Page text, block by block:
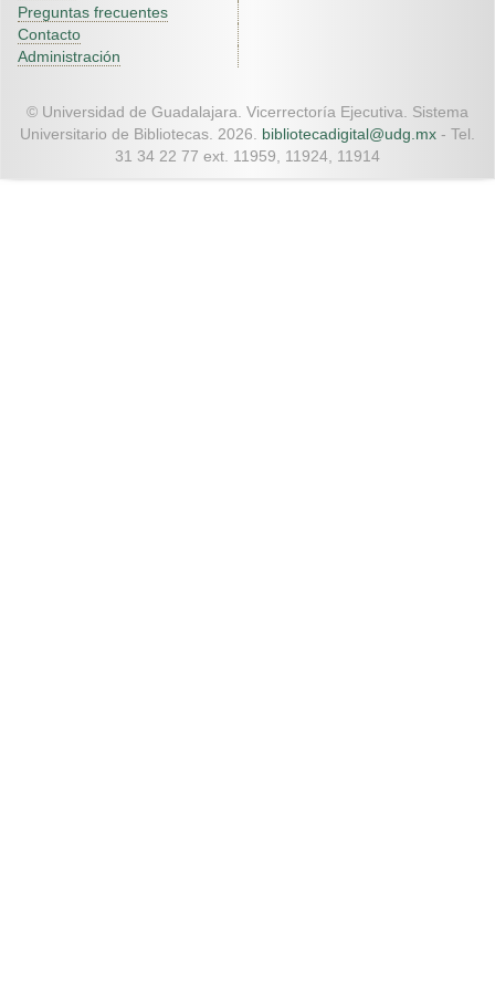
Preguntas frecuentes
Contacto
Administración
© Universidad de Guadalajara. Vicerrectoría Ejecutiva. Sistema
Universitario de Bibliotecas. 2026. bibliotecadigital@udg.mx - Tel.
31 34 22 77 ext. 11959, 11924, 11914